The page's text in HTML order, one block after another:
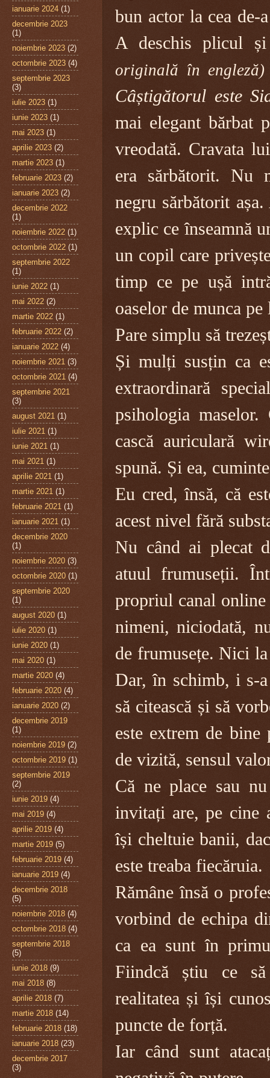
bun actor la cea de-
A deschis plicul
originală în
Câștigătorul este
mai elegant bărbat
vreodată. Cravata
era sărbătorit. Nu
negru sărbătorit
explic ce înseamnă
un copil care
timp ce pe ușă
oaselor de munca
Pare simplu să
Și mulți susțin ca
extraordinară
psihologia
cască auriculară
spună. Și ea,
Eu cred, însă, că
acest nivel fără
Nu când ai plecat
atuul frumuseții.
propriul canal
nimeni, niciodată,
de frumusețe. Nici
Dar, în schimb, i s-
să citească și să
este extrem de
de vizită, sensul
Că ne place sau
invitați are, pe cine
își cheltuie banii,
este treaba fiecăruia.
Rămâne însă o
vorbind de echipa
ca ea sunt în
Fiindcă știu ce să
realitatea și își
puncte de forță.
Iar când sunt
ianuarie 2024 (1)
decembrie 2023
(1)
noiembrie 2023 (2)
octombrie 2023 (4)
septembrie 2023
(3)
iulie 2023 (1)
iunie 2023 (1)
mai 2023 (1)
aprilie 2023 (2)
martie 2023 (1)
februarie 2023 (2)
ianuarie 2023 (2)
decembrie 2022
(1)
noiembrie 2022 (1)
octombrie 2022 (1)
septembrie 2022
(1)
iunie 2022 (1)
mai 2022 (2)
martie 2022 (1)
februarie 2022 (2)
ianuarie 2022 (4)
noiembrie 2021 (3)
octombrie 2021 (4)
septembrie 2021
(3)
august 2021 (1)
iulie 2021 (1)
iunie 2021 (1)
mai 2021 (1)
aprilie 2021 (1)
martie 2021 (1)
februarie 2021 (1)
ianuarie 2021 (1)
decembrie 2020
(1)
noiembrie 2020 (3)
octombrie 2020 (1)
septembrie 2020
(1)
august 2020 (1)
iulie 2020 (1)
iunie 2020 (1)
mai 2020 (1)
martie 2020 (4)
februarie 2020 (4)
ianuarie 2020 (2)
decembrie 2019
(1)
noiembrie 2019 (2)
octombrie 2019 (1)
septembrie 2019
(2)
iunie 2019 (4)
mai 2019 (4)
aprilie 2019 (4)
martie 2019 (5)
februarie 2019 (4)
ianuarie 2019 (4)
decembrie 2018
(5)
noiembrie 2018 (4)
octombrie 2018 (4)
septembrie 2018
(5)
iunie 2018 (9)
mai 2018 (8)
aprilie 2018 (7)
martie 2018 (14)
februarie 2018 (18)
ianuarie 2018 (23)
decembrie 2017
(3)